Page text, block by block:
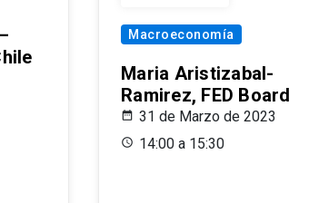
Macroeconomía
Maria Aristizabal-
Ramirez, FED Board
31 de Marzo de 2023
14:00 a 15:30